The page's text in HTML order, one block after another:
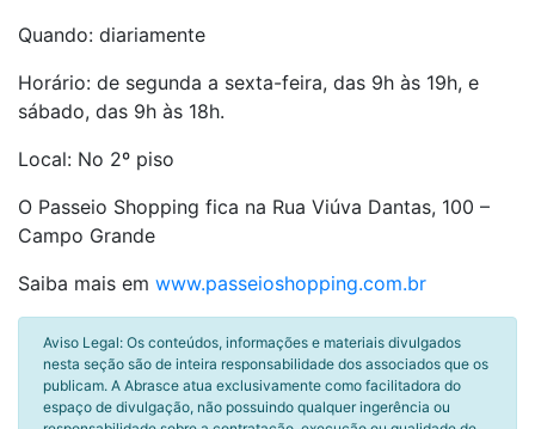
Quando: diariamente
Horário: de segunda a sexta-feira, das 9h às 19h, e
sábado, das 9h às 18h.
Local: No 2º piso
O Passeio Shopping fica na Rua Viúva Dantas, 100 –
Campo Grande
Saiba mais em www.passeioshopping.com.br
Aviso Legal: Os conteúdos, informações e materiais divulgados
nesta seção são de inteira responsabilidade dos associados que os
publicam. A Abrasce atua exclusivamente como facilitadora do
espaço de divulgação, não possuindo qualquer ingerência ou